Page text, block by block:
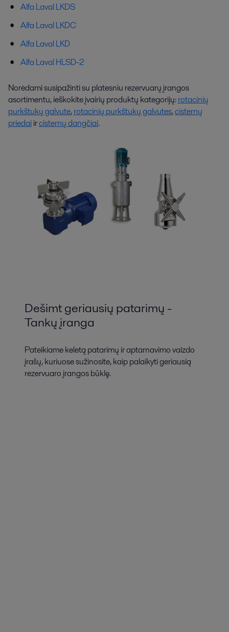
Alfa Laval LKDS
Alfa Laval LKDC
Alfa Laval LKD
Alfa Laval HLSD-2
Norėdami susipažinti su platesniu rezervuarų įrangos
asortimentu, ieškokite įvairių produktų kategorijų:rotacinių
purkštukų galvute,rotacinių purkštukų galvutes,cisternų
priedaiircisternų dangčiai.
Dešimt geriausių patarimų -
Tankų įranga
Pateikiame keletą patarimų ir aptarnavimo vaizdo
įrašų, kuriuose sužinosite, kaip palaikyti geriausią
rezervuaro įrangos būklę.